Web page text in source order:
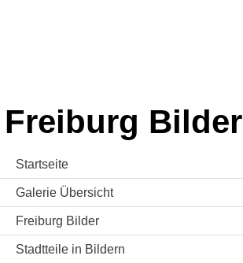
Freiburg Bilder
Startseite
Galerie Übersicht
Freiburg Bilder
Stadtteile in Bildern